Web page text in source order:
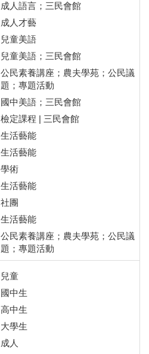
成人語言；三民會館
成人才藝
兒童美語
兒童美語；三民會館
公民素養講座；農夫學苑；公民議
題；專題活動
國中美語；三民會館
檢定課程 | 三民會館
生活藝能
生活藝能
學術
生活藝能
社團
生活藝能
公民素養講座；農夫學苑；公民議
題；專題活動
兒童
國中生
高中生
大學生
成人